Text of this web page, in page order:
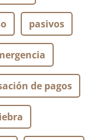
pasivos
de pagos